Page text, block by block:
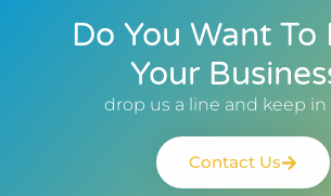
Do You Want To
Your
drop us a line and keep
Contact Us